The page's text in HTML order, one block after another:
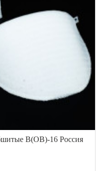
В(ОВ)-16 Россия